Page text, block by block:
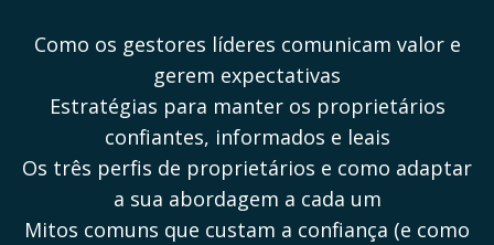
Como os gestores líderes comunicam valor e
gerem expectativas
Estratégias para manter os proprietários
confiantes, informados e leais
Os três perfis de proprietários e como adaptar
a sua abordagem a cada um
Mitos comuns que custam a confiança (e como